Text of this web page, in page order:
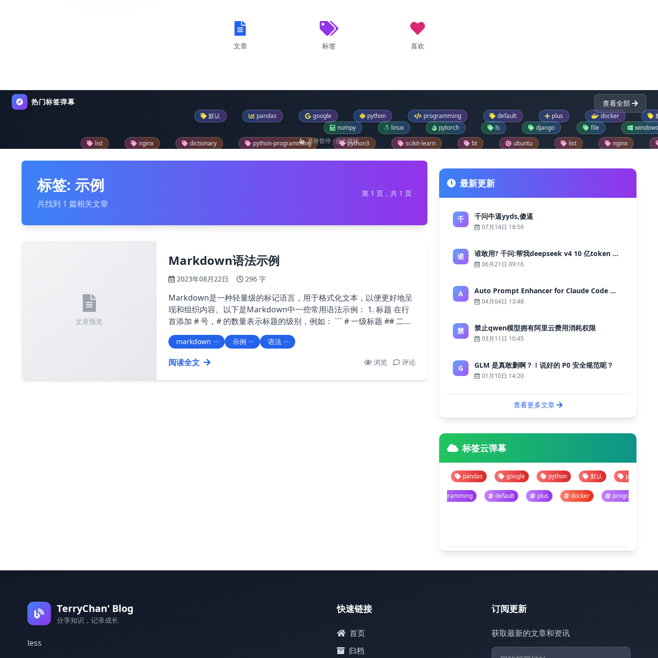
文章 标签 喜欢
热门标签弹幕 查看全部
pandas google python programming default plus docker 默认
linux pytorch ls django file
windows
nginx dictionary python-programming python3 scikit-learn bt ubuntu list nginx
dictionary
reader
drupal模块 text json windows-11 os sklearn pip
flask
git
悬停暂停 · 点击跳转
标签: 示例
共找到 1 篇相关文章
第 1 页，共 1 页
文章预览
Markdown语法示例
2023年08月22日 296 字
Markdown是一种轻量级的标记语言，用于格式化文本，以便更好地呈
现和组织内容。以下是Markdown中一些常用语法示例： 1. 标题 在行
首添加 # 号，# 的数量表示标题的级别，例如： ``` # 一级标题 ## 二级
标题 ### 三级标题 ``` 2. 列表 使用 \* 或 - 开始一行来创建无序列表，使
用数字加 . 开始一行来…
markdown 示例 语法
阅读全文 浏览 评论
最新更新
千 千问牛逼yyds,傻逼
07月14日 18:56
谁 谁敢用? 千问:帮我deepseek v4 10 亿token 大约多少花费 ?
06月21日 09:16
A Auto Prompt Enhancer for Claude Code — Building a Highly Reliable AI Programming Workflow
04月04日 13:48
禁 禁止qwen模型拥有阿里云费用消耗权限
03月11日 10:45
G GLM 是真敢删啊？！说好的 P0 安全规范呢？
01月10日 14:20
查看更多文章
标签云弹幕
pandas google python 默认 pandas
programming default plus docker
TerryChan' Blog
分享知识，记录成长
less
快速链接
首页
归档
订阅更新
获取最新的文章和资讯